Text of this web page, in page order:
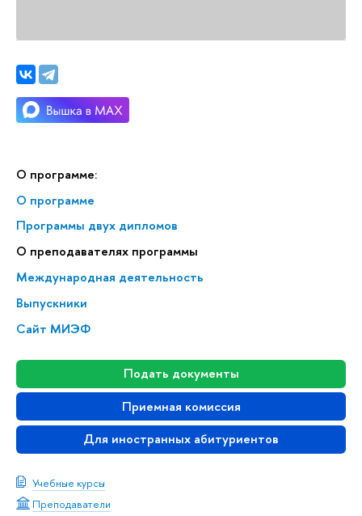
О программе:
О программе
Программы двух дипломов
О пре­по­да­ва­те­лях программы
Международная деятельность
Выпускники
Сайт МИЭФ
Подать документы
Приемная комиссия
Для иностранных абитуриентов
Учебные курсы
Преподаватели